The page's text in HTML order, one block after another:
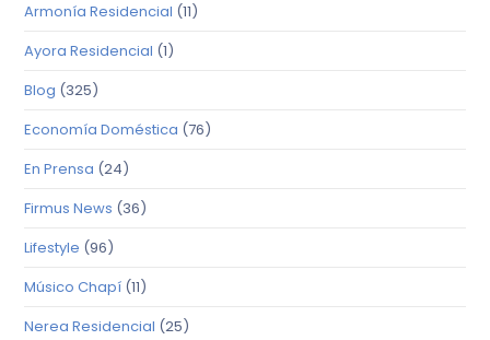
Armonía Residencial (11)
Ayora Residencial (1)
Blog (325)
Economía Doméstica (76)
En Prensa (24)
Firmus News (36)
Lifestyle (96)
Músico Chapí (11)
Nerea Residencial (25)